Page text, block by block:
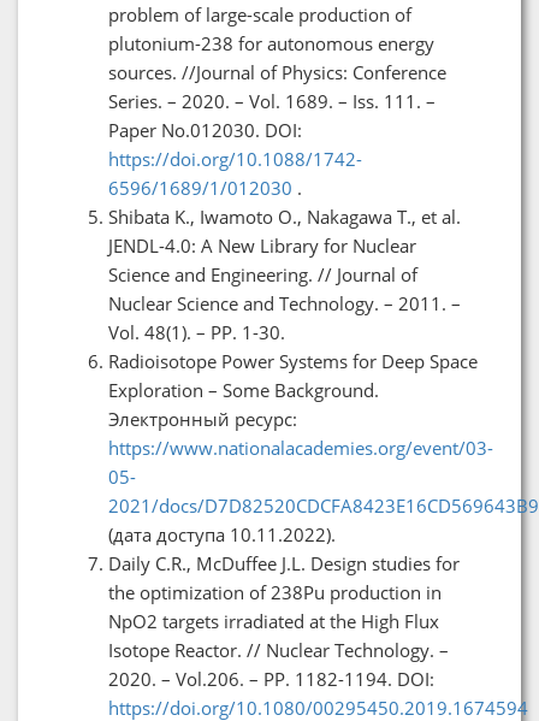
problem of large-scale production of
plutonium-238 for autonomous energy
sources. //Journal of Physics: Conference
Series. – 2020. – Vol. 1689. – Iss. 111. –
Paper No.012030. DOI:
https://doi.org/10.1088/1742-
6596/1689/1/012030 .
Shibata K., Iwamoto O., Nakagawa T., et al.
JENDL-4.0: A New Library for Nuclear
Science and Engineering. // Journal of
Nuclear Science and Technology. – 2011. –
Vol. 48(1). – PP. 1-30.
Radioisotope Power Systems for Deep Space
Exploration – Some Background.
Электронный ресурс:
https://www.nationalacademies.org/event/03-
05-
2021/docs/
(дата доступа 10.11.2022).
Daily C.R., McDuffee J.L. Design studies for
the optimization of 238Pu production in
NpO2 targets irradiated at the High Flux
Isotope Reactor. // Nuclear Technology. –
2020. – Vol.206. – PP. 1182-1194. DOI:
https://doi.org/10.1080/00295450.2019.1674594